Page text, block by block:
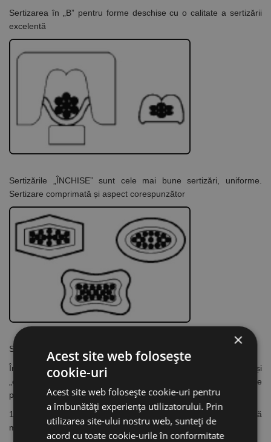
Sertizarea în „B” pentru forme deschise cu o calitate a sertizării
excelentă
Sertizările „ÎNCHISE” sunt cele mai bune sertizări, uniforme.
Sertizare comprimată și aspect corespunzător
SUCCESIUNEA DE LUCRU LA SERTIZARE:
În cele ce urmează vom folosi termenele de „conductor” și
„conector” pentru toate tipurile din aceste două categorii de
produse.
1. Alege conectorul potrivit pentru conductorul respectiv. Verifică
marcajele!
×
Acest site web folosește
cookie-uri
Acest site web folosește cookie-uri pentru
a îmbunătăți experiența utilizatorului. Prin
utilizarea site-ului nostru web, sunteți de
acord cu toate cookie-urile în conformitate